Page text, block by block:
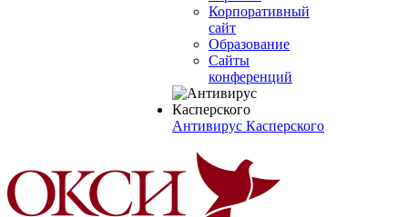
Корпоративный
сайт
Образование
Сайты
конференций
Антивирус Касперского